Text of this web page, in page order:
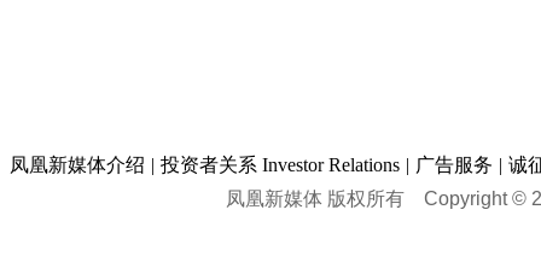
凤凰新媒体介绍 | 投资者关系 Investor Relations | 广告服务 | 诚
凤凰新媒体 版权所有 Copyright ©